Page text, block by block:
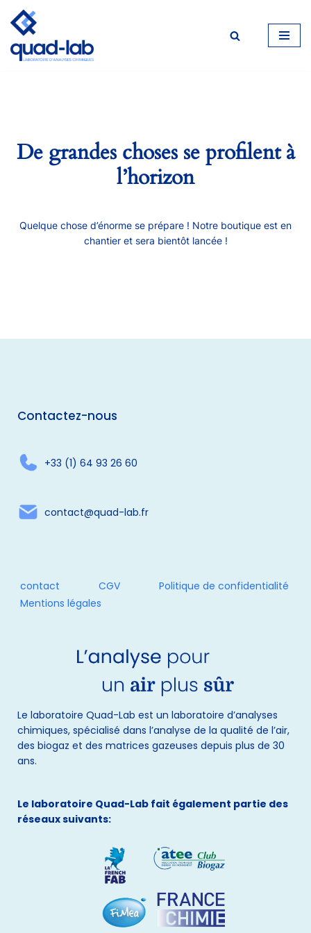
Aller
au
De grandes choses se profilent à
l’horizon
Quelque chose d’énorme se prépare ! Notre boutique est en
chantier et sera bientôt lancée !
Contactez-nous
+33 (1) 64 93 26 60
contact@quad-lab.fr
contact CGV
Politique de confidentialité
Mentions légales
Le laboratoire Quad-Lab est un laboratoire d’analyses
chimiques, spécialisé dans l’analyse de la qualité de l’air,
des biogaz et des matrices gazeuses depuis plus de 30
ans.
Le laboratoire Quad-Lab fait également partie des
réseaux suivants: